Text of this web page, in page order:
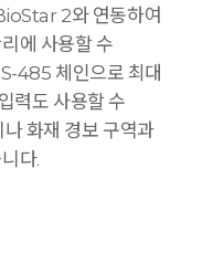
2와 연동하여
에 사용할 수
485 체인으로 최대
력도 사용할 수
화재 경보 구역과
다.